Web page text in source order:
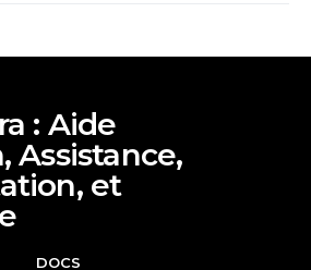
: Aide
Assistance,
et
DOCS